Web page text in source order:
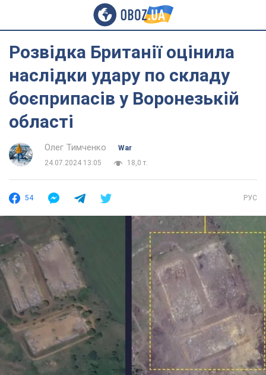
Розвідка Британії оцінила
наслідки удару по складу
боєприпасів у Воронезькій
області
Олег Тимченко
War
24.07.2024 13:05
18,0 т.
54 РУС